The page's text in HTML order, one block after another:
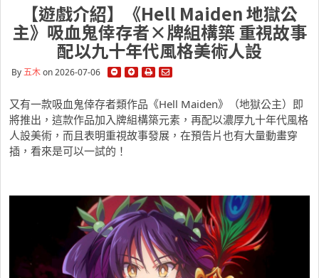
【遊戲介紹】《Hell Maiden 地獄公
主》吸血鬼倖存者×牌組構築 重視故事
配以九十年代風格美術人設
By五木on 2026-07-06
又有一款吸血鬼倖存者類作品《Hell Maiden》（地獄公主）即
將推出，這款作品加入牌組構築元素，再配以濃厚九十年代風格
人設美術，而且表明重視故事發展，在預告片也有大量動畫穿
插，看來是可以一試的！